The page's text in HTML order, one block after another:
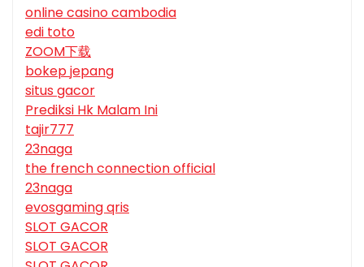
online casino cambodia
edi toto
ZOOM下载
bokep jepang
situs gacor
Prediksi Hk Malam Ini
tajir777
23naga
the french connection official
23naga
evosgaming qris
SLOT GACOR
SLOT GACOR